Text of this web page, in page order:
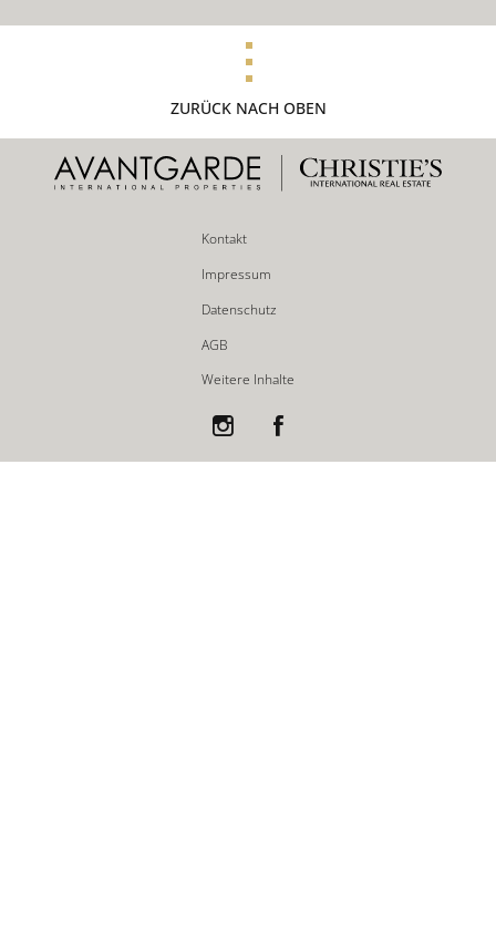
ZURÜCK NACH OBEN
Kontakt
Impressum
Datenschutz
AGB
Weitere Inhalte